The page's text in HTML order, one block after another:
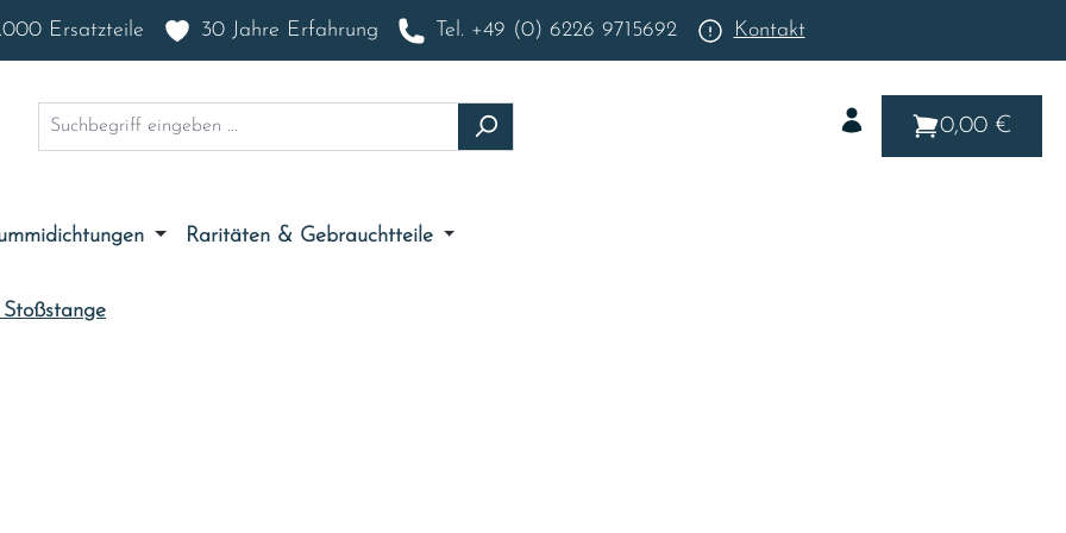
Ersatzteile 30 Jahre Erfahrung Tel. +49 (0) 6226 9715692 Kontakt
0,00 €
Raritäten & Gebrauchtteile
Stoßstange